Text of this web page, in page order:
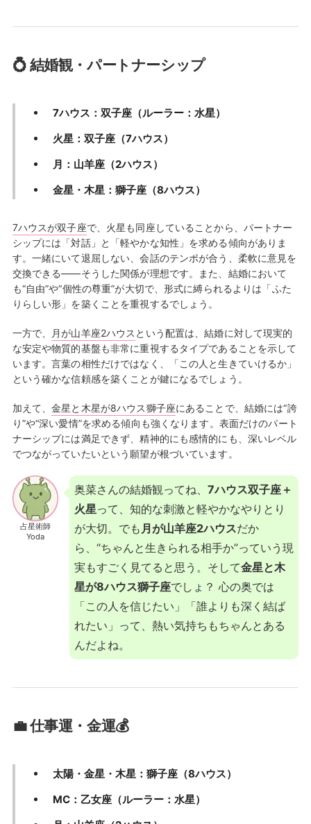
💍 結婚観・パートナーシップ
7ハウス：双子座（ルーラー：水星）
火星：双子座（7ハウス）
月：山羊座（2ハウス）
金星・木星：獅子座（8ハウス）
7ハウスが双子座で、火星も同座していることから、パートナー
シップには「対話」と「軽やかな知性」を求める傾向がありま
す。一緒にいて退屈しない、会話のテンポが合う、柔軟に意見を
交換できる——そうした関係が理想です。また、結婚において
も“自由”や“個性の尊重”が大切で、形式に縛られるよりは「ふた
りらしい形」を築くことを重視するでしょう。
一方で、 月が山羊座2ハウス という配置は、結婚に対して現実的
な安定や物質的基盤も非常に重視するタイプであることを示して
います。言葉の相性だけではなく、「この人と生きていけるか」
という確かな信頼感を築くことが鍵になるでしょう。
加えて、金星と木星が8ハウス獅子座にあることで、結婚には“誇
り”や“深い愛情”を求める傾向も強くなります。表面だけのパート
ナーシップには満足できず、精神的にも感情的にも、深いレベル
でつながっていたいという願望が根づいています。
占星術師
Yoda
奥菜さんの結婚観ってね、 7ハウス双子座＋
火星って、知的な刺激と軽やかなやりとり
が大切。でも 月が山羊座2ハウスだか
ら、“ちゃんと生きられる相手か”っていう現
実もすごく見てると思う。そして金星と木
星が8ハウス獅子座でしょ？ 心の奥では
「この人を信じたい」「誰よりも深く結ば
れたい」って、熱い気持ちもちゃんとある
んだよね。
💼 仕事運・金運💰
太陽・金星・木星：獅子座（8ハウス）
MC：乙女座（ルーラー：水星）